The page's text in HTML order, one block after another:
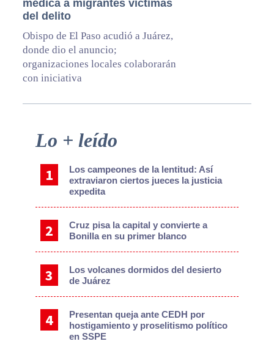
médica a migrantes víctimas
del delito
Obispo de El Paso acudió a Juárez,
donde dio el anuncio;
organizaciones locales colaborarán
con iniciativa
Primary
Lo + leído
Los campeones de la lentitud: Así
extraviaron ciertos jueces la justicia
expedita
Cruz pisa la capital y convierte a
Bonilla en su primer blanco
Los volcanes dormidos del desierto
de Juárez
Presentan queja ante CEDH por
hostigamiento y proselitismo político
en SSPE